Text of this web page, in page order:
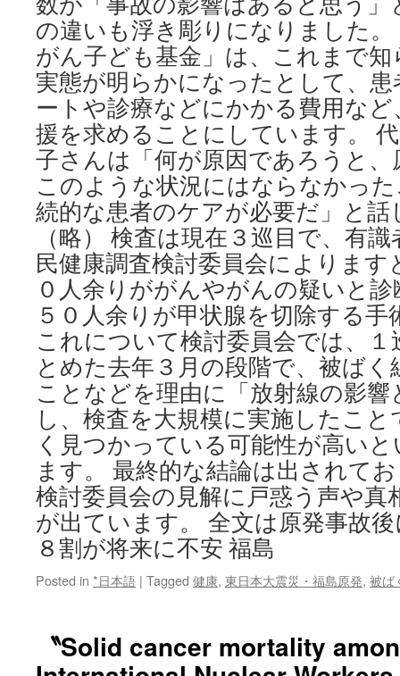
の違いも浮き彫りになりました。
がん子ども基金」は、これまで
実態が明らかになったとして、
ートや診療などにかかる費用な
援を求めることにしています。
子さんは「何が原因であろうと
このような状況にはならなかっ
続的な患者のケアが必要だ」と
（略） 検査は現在３巡目で、有
民健康調査検討委員会によりま
０人余りががんやがんの疑いと
５０人余りが甲状腺を切除する
これについて検討委員会では、
とめた去年３月の段階で、被ば
ことなどを理由に「放射線の影
し、検査を大規模に実施したこ
く見つかっている可能性が高い
ます。 最終的な結論は出されて
検討委員会の見解に戸惑う声や真
が出ています。 全文は原発事故
８割が将来に不安 福島
Posted in *日本語 | Tagged 健康, 東日本大震災・福島原発, 被ば
〝Solid cancer mortality